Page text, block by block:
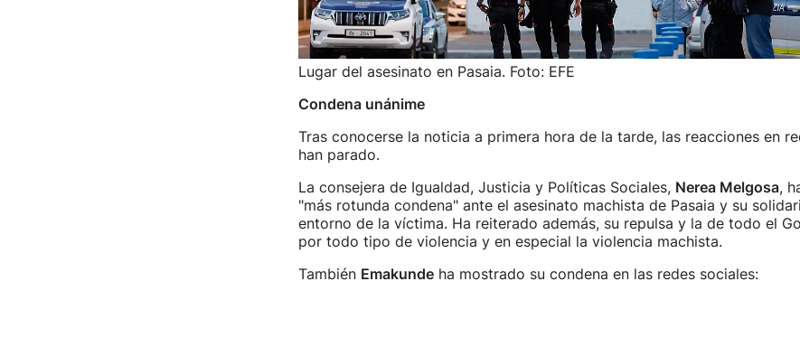
Lugar del asesinato en Pasaia. Foto: EFE
Condena unánime
Tras conocerse la noticia a primera hora de la tarde, las reacciones en
han parado.
La consejera de Igualdad, Justicia y Políticas Sociales, Nerea Melgosa,
"más rotunda condena" ante el asesinato machista de Pasaia y su
entorno de la víctima. Ha reiterado además, su repulsa y la de todo el
por todo tipo de violencia y en especial la violencia machista.
También Emakundeha mostrado su condena en las redes sociales: